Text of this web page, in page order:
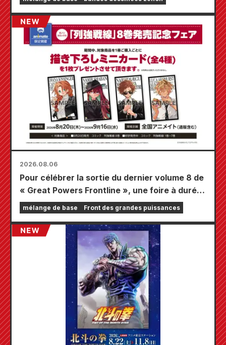
2026.08.06
Pour célébrer la sortie du dernier volume 8 de
« Great Powers Frontline », une foire à durée
limitée se tiendra dans les magasins Animate
à travers le pays à partir du 20 août, où vous
pourrez obtenir une mini-carte spécialement
dessinée (4 types au total) !
mélange de base Front des grandes puissances